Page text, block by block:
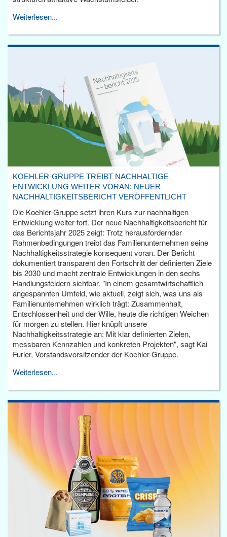
Weiterlesen...
KOEHLER-GRUPPE TREIBT NACHHALTIGE
ENTWICKLUNG WEITER VORAN: NEUER
NACHHALTIGKEITSBERICHT VERÖFFENTLICHT
Die Koehler-Gruppe setzt ihren Kurs zur nachhaltigen
Entwicklung weiter fort. Der neue Nachhaltigkeitsbericht für
das Berichtsjahr 2025 zeigt: Trotz herausfordernder
Rahmenbedingungen treibt das Familienunternehmen seine
Nachhaltigkeitsstrategie konsequent voran. Der Bericht
dokumentiert transparent den Fortschritt der definierten Ziele
bis 2030 und macht zentrale Entwicklungen in den sechs
Handlungsfeldern sichtbar. "In einem gesamtwirtschaftlich
angespannten Umfeld, wie aktuell, zeigt sich, was uns als
Familienunternehmen wirklich trägt: Zusammenhalt,
Entschlossenheit und der Wille, heute die richtigen Weichen
für morgen zu stellen. Hier knüpft unsere
Nachhaltigkeitsstrategie an: Mit klar definierten Zielen,
messbaren Kennzahlen und konkreten Projekten", sagt Kai
Furler, Vorstandsvorsitzender der Koehler-Gruppe.
Weiterlesen...